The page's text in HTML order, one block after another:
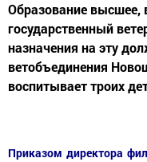
Образование высшее,
государственный
назначения на эту
ветобъединения
воспитывает троих
Приказом директора